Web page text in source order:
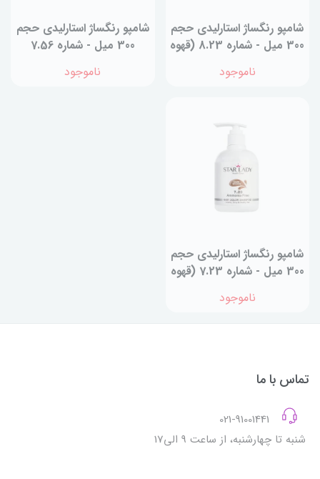
شامپو رنگساژ استارليدی حجم
300 میل - شماره 8.23 (قهوه
ناموجود
شامپو رنگساژ استارليدی حجم
300 میل - شماره 7.56
ناموجود
شامپو رنگساژ استارليدی حجم
300 میل - شماره 7.23 (قهوه
ای تیره)
ناموجود
تماس با ما
شنبه تا چهارشنبه، از ساعت 9 الی17